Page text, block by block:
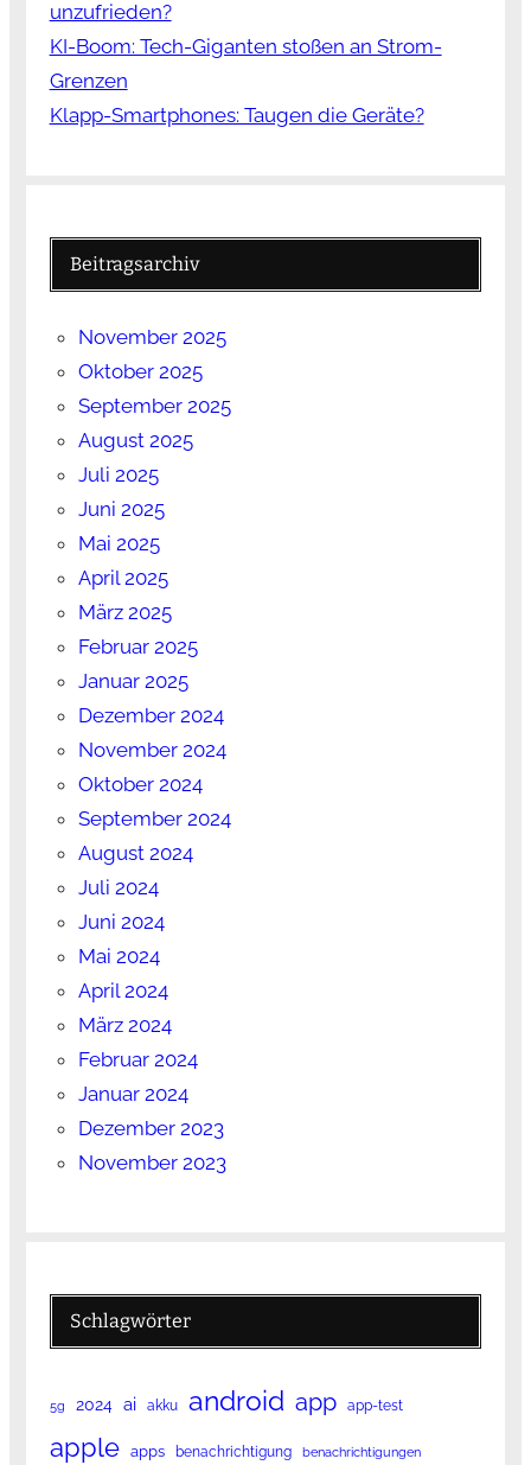
unzufrieden?
KI-Boom: Tech-Giganten stoßen an Strom-
Grenzen
Klapp-Smartphones: Taugen die Geräte?
Beitragsarchiv
November 2025
Oktober 2025
September 2025
August 2025
Juli 2025
Juni 2025
Mai 2025
April 2025
März 2025
Februar 2025
Januar 2025
Dezember 2024
November 2024
Oktober 2024
September 2024
August 2024
Juli 2024
Juni 2024
Mai 2024
April 2024
März 2024
Februar 2024
Januar 2024
Dezember 2023
November 2023
Schlagwörter
5g 2024 ai akku android app app-test
apple apps benachrichtigung benachrichtigungen